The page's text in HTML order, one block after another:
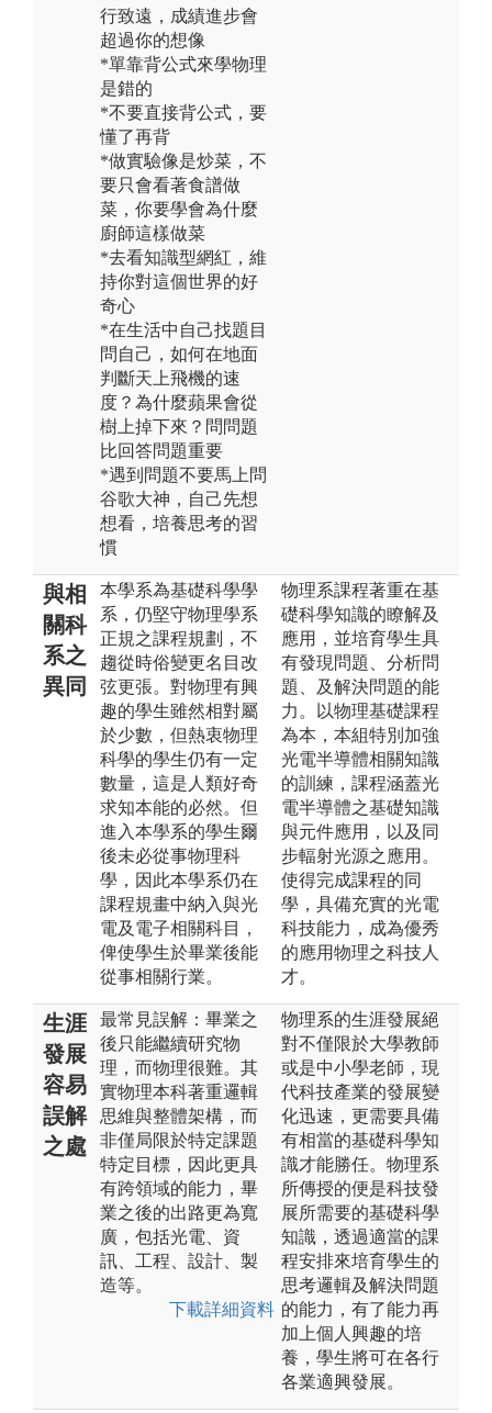
行致遠，成績進步會
超過你的想像
*單靠背公式來學物理
是錯的
*不要直接背公式，要
懂了再背
*做實驗像是炒菜，不
要只會看著食譜做
菜，你要學會為什麼
廚師這樣做菜
*去看知識型網紅，維
持你對這個世界的好
奇心
*在生活中自己找題目
問自己，如何在地面
判斷天上飛機的速
度？為什麼蘋果會從
樹上掉下來？問問題
比回答問題重要
*遇到問題不要馬上問
谷歌大神，自己先想
想看，培養思考的習
慣
與相
關科
系之
異同
本學系為基礎科學學
系，仍堅守物理學系
正規之課程規劃，不
趨從時俗變更名目改
弦更張。對物理有興
趣的學生雖然相對屬
於少數，但熱衷物理
科學的學生仍有一定
數量，這是人類好奇
求知本能的必然。但
進入本學系的學生爾
後未必從事物理科
學，因此本學系仍在
課程規畫中納入與光
電及電子相關科目，
俾使學生於畢業後能
從事相關行業。
物理系課程著重在基
礎科學知識的瞭解及
應用，並培育學生具
有發現問題、分析問
題、及解決問題的能
力。以物理基礎課程
為本，本組特別加強
光電半導體相關知識
的訓練，課程涵蓋光
電半導體之基礎知識
與元件應用，以及同
步輻射光源之應用。
使得完成課程的同
學，具備充實的光電
科技能力，成為優秀
的應用物理之科技人
才。
生涯
發展
容易
誤解
之處
最常見誤解：畢業之
後只能繼續研究物
理，而物理很難。其
實物理本科著重邏輯
思維與整體架構，而
非僅局限於特定課題
特定目標，因此更具
有跨領域的能力，畢
業之後的出路更為寬
廣，包括光電、資
訊、工程、設計、製
造等。
下載詳細資料
物理系的生涯發展絕
對不僅限於大學教師
或是中小學老師，現
代科技產業的發展變
化迅速，更需要具備
有相當的基礎科學知
識才能勝任。物理系
所傳授的便是科技發
展所需要的基礎科學
知識，透過適當的課
程安排來培育學生的
思考邏輯及解決問題
的能力，有了能力再
加上個人興趣的培
養，學生將可在各行
各業適興發展。